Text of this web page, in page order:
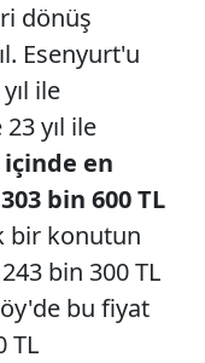
dönüş
Esenyurt'u
ile
yıl ile
en
bin 600 TL
bir konutun
bin 300 TL
bu fiyat
TL